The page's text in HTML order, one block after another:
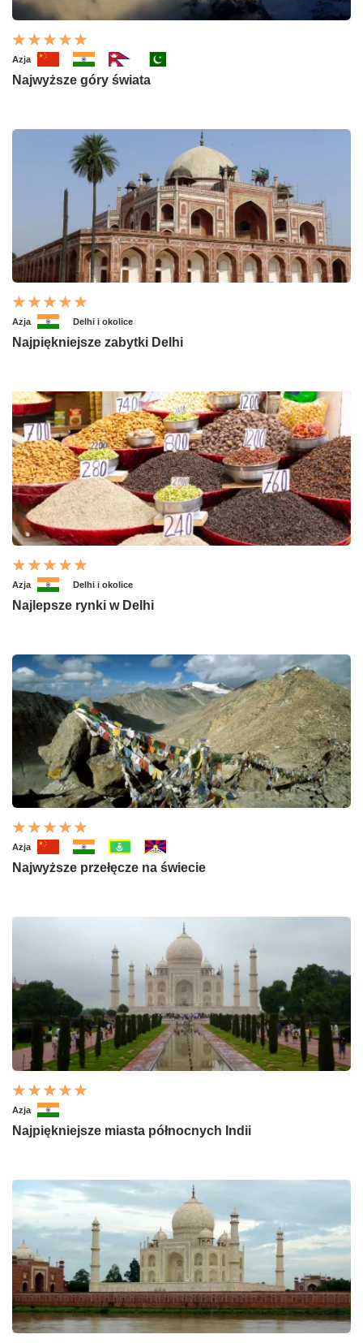
Azja
Najwyższe góry świata
Azja Delhi i okolice
Najpiękniejsze zabytki Delhi
Azja Delhi i okolice
Najlepsze rynki w Delhi
Azja
Najwyższe przełęcze na świecie
Azja
Najpiękniejsze miasta północnych Indii